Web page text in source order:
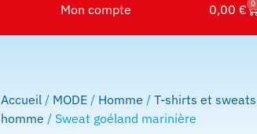
Mon compte 0,00 € 0
Accueil / MODE / Homme / T-shirts et sweats
homme / Sweat goéland marinière